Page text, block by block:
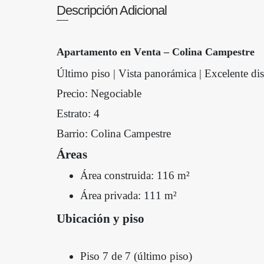
Descripción Adicional
Apartamento en Venta – Colina Campestre
Último piso | Vista panorámica | Excelente
Precio: Negociable
Estrato: 4
Barrio: Colina Campestre
Áreas
Área construida: 116 m²
Área privada: 111 m²
Ubicación y piso
Piso 7 de 7 (último piso)